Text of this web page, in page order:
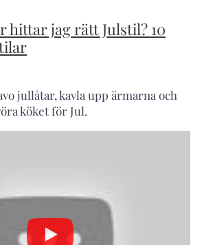
hittar jag rätt Julstil? 10
jullåtar, kavla upp ärmarna och
köket för Jul.